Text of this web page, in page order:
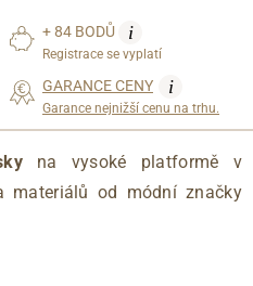
+ 84 BODŮ i
Registrace se vyplatí
GARANCE CENY i
Garance nejnižší cenu na trhu.
na vysoké platformě v
materiálů od módní značky